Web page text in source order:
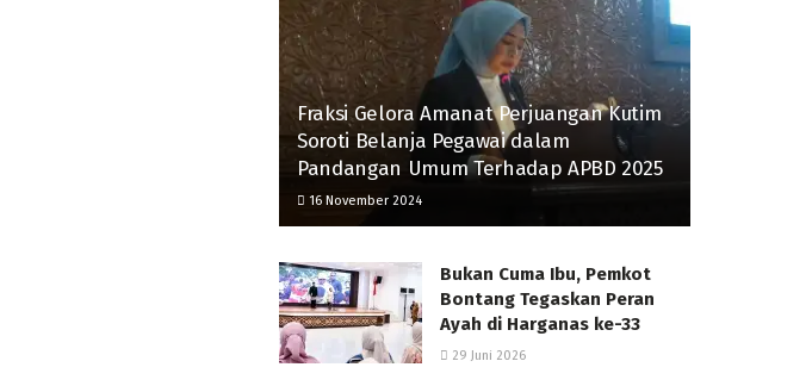
Fraksi Gelora Amanat Perjuangan Kutim
Soroti Belanja Pegawai dalam
Pandangan Umum Terhadap APBD 2025
16 November 2024
Bukan Cuma Ibu, Pemkot
Bontang Tegaskan Peran
Ayah di Harganas ke-33
29 Juni 2026